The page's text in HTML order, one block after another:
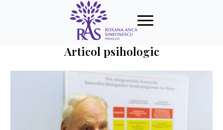
Articol psihologic